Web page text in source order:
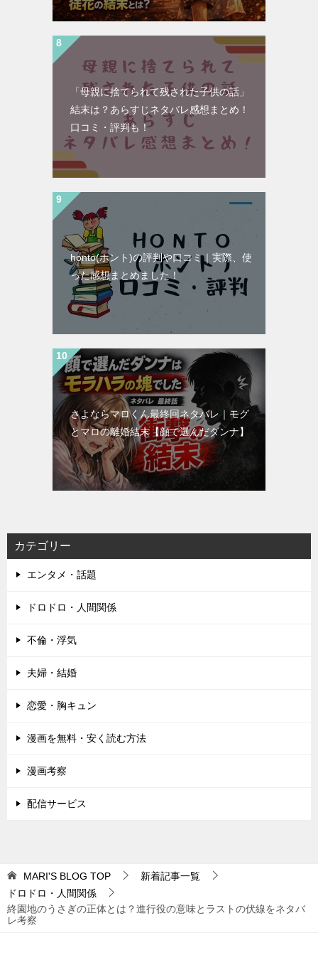
「母親に捨てられて残された子供の話」
結末は？あらすじネタバレ感想まとめ！
口コミ・評判も！
honto(ホント)の評判や口コミ｜実際、使
った感想まとめました！
さよならマロくん最終回ネタバレ｜モグ
とマロの離婚結末【顔で選んだダンナ】
カテゴリー
エンタメ・話題
ドロドロ・人間関係
不倫・浮気
夫婦・結婚
恋愛・胸キュン
漫画を無料・安く読む方法
漫画考察
配信サービス
MARI'S BLOG TOP
新着記事一覧
ドロドロ・人間関係
終園地のうさぎの正体とは？進行役の意味とラストの伏線をネタバ
レ考察